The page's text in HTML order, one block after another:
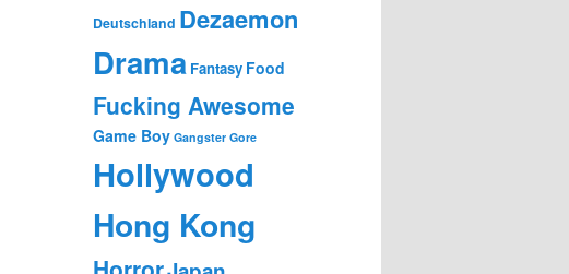
Deutschland Dezaemon
Drama Fantasy Food
Fucking Awesome
Game Boy Gangster Gore
Hollywood
Hong Kong